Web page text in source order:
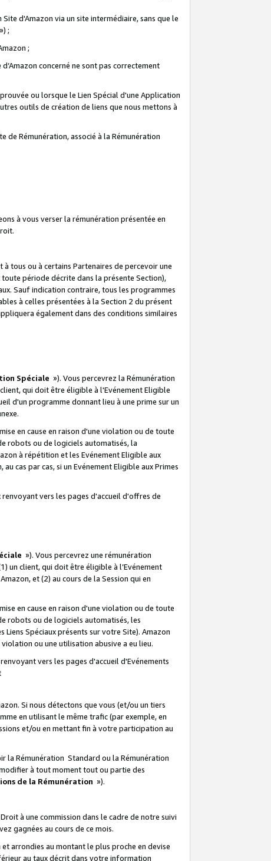
d'Amazon via un site intermédiaire, sans que le
») ;
;
concerné ne sont pas correctement
ou lorsque le Lien Spécial d'une Application
outils de création de liens que nous mettons à
Rémunération, associé à la Rémunération
à vous verser la rémunération présentée en
tous ou à certains Partenaires de percevoir une
période décrite dans la présente Section),
Sauf indication contraire, tous les programmes
à celles présentées à la Section 2 du présent
également dans des conditions similaires
Spéciale »). Vous percevrez la Rémunération
client, qui doit être éligible à l'Evénement Eligible
d'un programme donnant lieu à une prime sur un
en cause en raison d'une violation ou de toute
robots ou de logiciels automatisés, la
à répétition et les Evénement Eligible aux
cas par cas, si un Evénement Eligible aux Primes
renvoyant vers les pages d'accueil d'offres de
»). Vous percevrez une rémunération
un client, qui doit être éligible à l’Evénement
et (2) au cours de la Session qui en
en cause en raison d'une violation ou de toute
robots ou de logiciels automatisés, les
Liens Spéciaux présents sur votre Site). Amazon
ou une utilisation abusive a eu lieu.
vers les pages d'accueil d'Evénements
Si nous détectons que vous (et/ou un tiers
en utilisant le même trafic (par exemple, en
et/ou en mettant fin à votre participation au
la Rémunération Standard ou la Rémunération
à tout moment tout ou partie des
de la Rémunération »).
à une commission dans le cadre de notre suivi
gagnées au cours de ce mois.
arrondies au montant le plus proche en devise
au taux décrit dans votre information